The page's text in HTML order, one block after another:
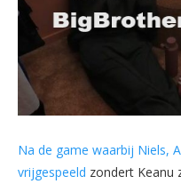
Na de game waarbij Niels,
vrijgespeeld zondert Keanu